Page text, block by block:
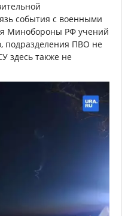
события с военными
Минобороны РФ учений
подразделения ПВО не
здесь также не